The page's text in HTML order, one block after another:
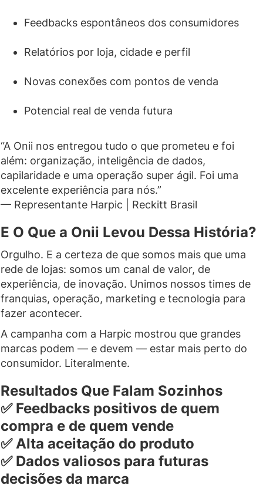
Feedbacks espontâneos dos consumidores
Relatórios por loja, cidade e perfil
Novas conexões com pontos de venda
Potencial real de venda futura
“A Onii nos entregou tudo o que prometeu e foi
além: organização, inteligência de dados,
capilaridade e uma operação super ágil. Foi uma
excelente experiência para nós.”
— Representante Harpic | Reckitt Brasil
E O Que a Onii Levou Dessa História?
Orgulho. E a certeza de que somos mais que uma
rede de lojas: somos um canal de valor, de
experiência, de inovação. Unimos nossos times de
franquias, operação, marketing e tecnologia para
fazer acontecer.
A campanha com a Harpic mostrou que grandes
marcas podem — e devem — estar mais perto do
consumidor. Literalmente.
Resultados Que Falam Sozinhos
✅ Feedbacks positivos de quem
compra e de quem vende
✅ Alta aceitação do produto
✅ Dados valiosos para futuras
decisões da marca